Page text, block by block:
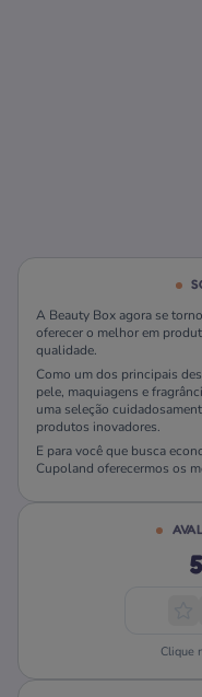
A Beauty Box agora se
oferecer o melhor em
qualidade.
Como um dos principais
pele, maquiagens e
uma seleção
produtos inovadores.
E para você que busca
Cupoland oferecermos os
Clique